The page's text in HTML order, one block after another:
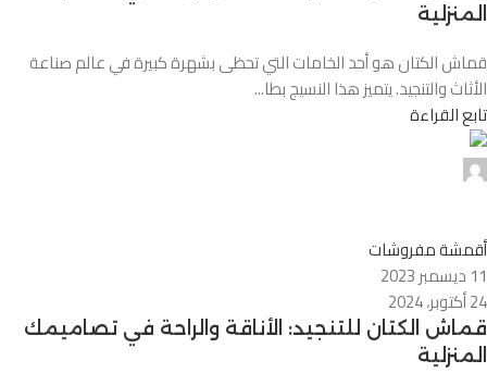
المنزلية
قماش الكتان هو أحد الخامات التي تحظى بشهرة كبيرة في عالم صناعة
الأثاث والتنجيد. يتميز هذا النسيج بطا...
تابع القراءة
أقمشة مفروشات
11 ديسمبر 2023
24 أكتوبر، 2024
قماش الكتان للتنجيد: الأناقة والراحة في تصاميمك
المنزلية